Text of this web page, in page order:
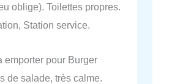
oblige). Toilettes propres.
Station service.
emporter pour Burger
de salade, très calme.